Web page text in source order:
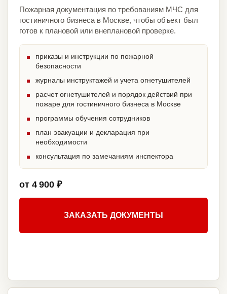
Пожарная документация по требованиям МЧС для
гостиничного бизнеса в Москве, чтобы объект был
готов к плановой или внеплановой проверке.
приказы и инструкции по пожарной
безопасности
журналы инструктажей и учета огнетушителей
расчет огнетушителей и порядок действий при
пожаре для гостиничного бизнеса в Москве
программы обучения сотрудников
план эвакуации и декларация при
необходимости
консультация по замечаниям инспектора
от 4 900 ₽
ЗАКАЗАТЬ ДОКУМЕНТЫ